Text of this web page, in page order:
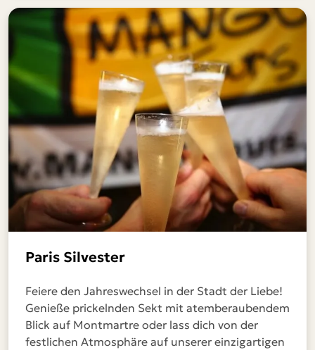
Paris Silvester
Feiere den Jahreswechsel in der Stadt der Liebe!
Genieße prickelnden Sekt mit atemberaubendem
Blick auf Montmartre oder lass dich von der
festlichen Atmosphäre auf unserer einzigartigen